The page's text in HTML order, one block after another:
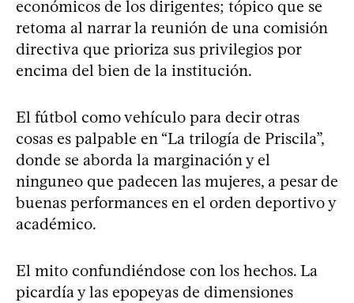
económicos de los dirigentes; tópico que se
retoma al narrar la reunión de una comisión
directiva que prioriza sus privilegios por
encima del bien de la institución.
El fútbol como vehículo para decir otras
cosas es palpable en “La trilogía de Priscila”,
donde se aborda la marginación y el
ninguneo que padecen las mujeres, a pesar de
buenas performances en el orden deportivo y
académico.
El mito confundiéndose con los hechos. La
picardía y las epopeyas de dimensiones